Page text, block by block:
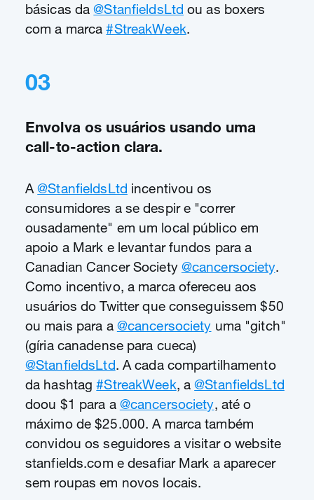
básicas da@StanfieldsLtd ou as boxers
com a marca#StreakWeek.
03
Envolva os usuários usando uma
call-to-action clara.
A@StanfieldsLtd incentivou os
consumidores a se despir e "correr
ousadamente" em um local público em
apoio a Mark e levantar fundos para a
Canadian Cancer Society @cancersociety.
Como incentivo, a marca ofereceu aos
usuários do Twitter que conseguissem $50
ou mais para a @cancersociety uma "gitch"
(gíria canadense para cueca)
@StanfieldsLtd. A cada compartilhamento
da hashtag#StreakWeek, a@StanfieldsLtd
doou $1 para a @cancersociety, até o
máximo de $25.000. A marca também
convidou os seguidores a visitar o website
stanfields.com e desafiar Mark a aparecer
sem roupas em novos locais.